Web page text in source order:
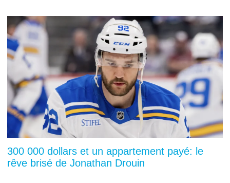
300 000 dollars et un appartement payé: le
rêve brisé de Jonathan Drouin